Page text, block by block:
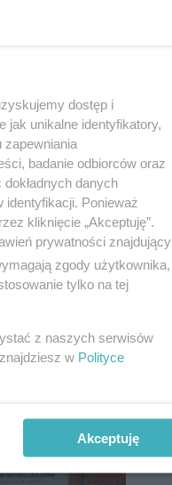
dostęp i
jak unikalne identyfikatory,
zapewniania
badanie odbiorców oraz
danych
Ponieważ
kliknięcie „Akceptuję”.
prywatności znajdujący
zgody użytkownika,
tylko na tej
z naszych serwisów
w Polityce
Akceptuję